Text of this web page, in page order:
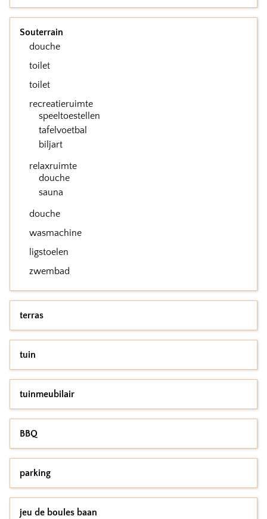
Souterrain
douche
toilet
toilet
recreatieruimte
speeltoestellen
tafelvoetbal
biljart
relaxruimte
douche
sauna
douche
wasmachine
ligstoelen
zwembad
terras
tuin
tuinmeubilair
BBQ
parking
jeu de boules baan